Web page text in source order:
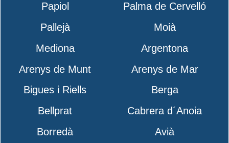
Papiol
Palma de Cervelló
Pallejà
Moià
Mediona
Argentona
Arenys de Munt
Arenys de Mar
Bigues i Riells
Berga
Bellprat
Cabrera d´Anoia
Borredà
Avià